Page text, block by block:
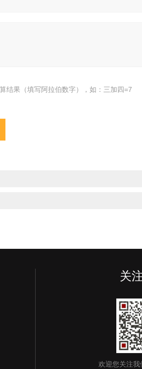
结果（填写阿拉伯数字），如：三加四=7
关
欢迎您关注